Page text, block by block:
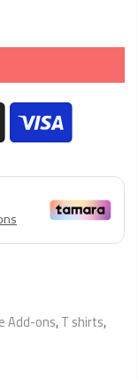
Add-ons,T shirts,